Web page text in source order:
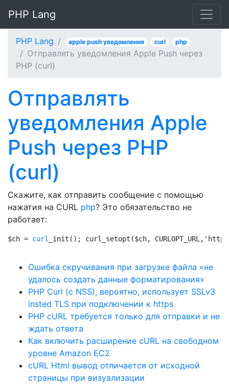
PHP Lang
PHP Lang apple push уведомления curl php
Отправлять уведомления Apple Push через
PHP (curl)
Отправлять
уведомления Apple
Push через PHP
(curl)
Скажите, как отправить сообщение с помощью
нажатия на CURL php? Это обязательство не
работает:
$ch = curl _init(); curl_setopt($ch,
Ошибка скручивания при загрузке файла «не
удалось создать данные форматирования»
PHP Curl (с NSS), вероятно, использует SSLv3
insted TLS при подключении к https
PHP cURL требуется только для отправки и не
ждать ответа
Как включить расширение cURL на свободном
уровне Amazon EC2
cURL Html вывод отличается от исходной
страницы при визуализации